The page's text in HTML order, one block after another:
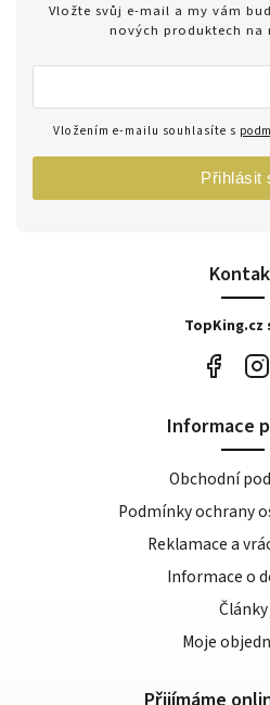
TopKing.cz
Vložte svůj e-mail a my vám
nových produktech na
Vložením e-mailu souhlasíte s
Přihlásit
Informace
Obchodní
Podmínky ochrany
Reklamace a
Informace o
Články
Moje
Přijímáme